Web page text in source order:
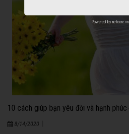
10 cách giúp bạn yêu đời và hạnh phúc
8/14/2020
Powered by netcore.vn